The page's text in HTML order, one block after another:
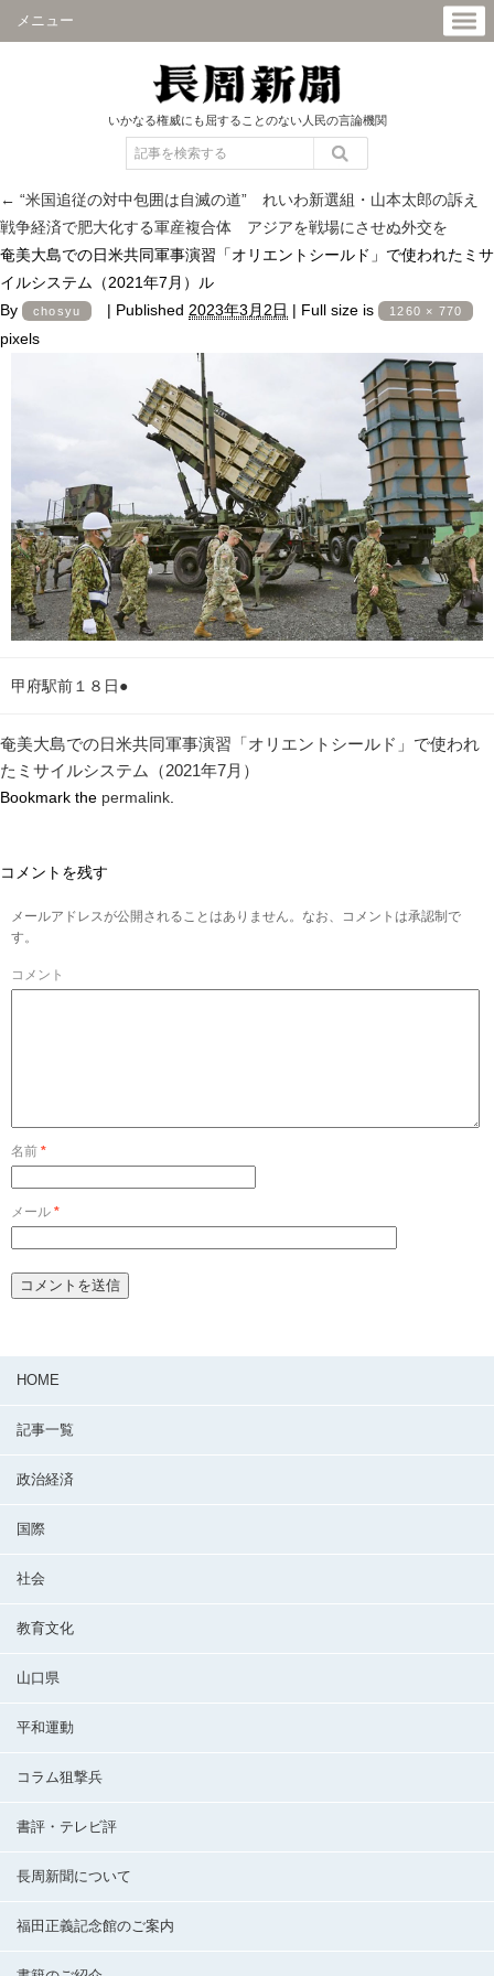
メニュー
いかなる権威にも屈することのない人民の言論機関
← “米国追従の対中包囲は自滅の道” れいわ新選組・山本太郎の訴え
戦争経済で肥大化する軍産複合体 アジアを戦場にさせぬ外交を
奄美大島での日米共同軍事演習「オリエントシールド」で使われたミサ
イルシステム（2021年7月）ル
By
chosyu | Published 2023年3月2日 | Full size is 1260 × 770
pixels
甲府駅前１８日●
奄美大島での日米共同軍事演習「オリエントシールド」で使われ
たミサイルシステム（2021年7月）
Bookmark the permalink.
コメントを残す
メールアドレスが公開されることはありません。なお、コメントは承認制で
す。
コメント
名前 *
メール *
HOME
記事一覧
政治経済
国際
社会
教育文化
山口県
平和運動
コラム狙撃兵
書評・テレビ評
長周新聞について
福田正義記念館のご案内